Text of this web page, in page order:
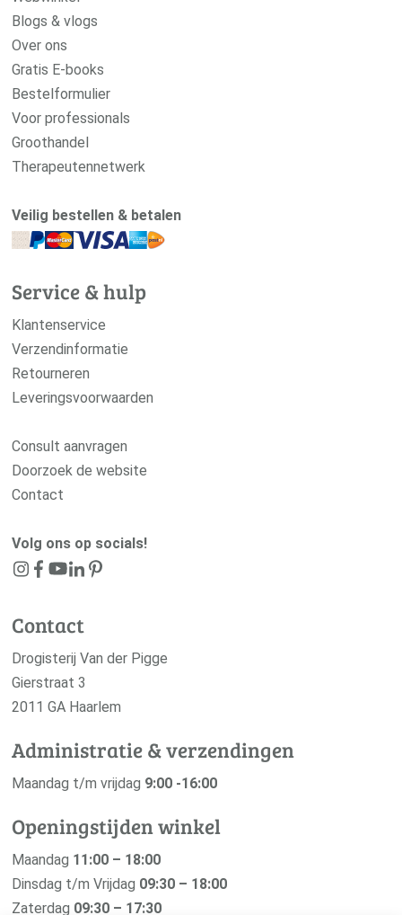
Blogs & vlogs
Over ons
Gratis E-books
Bestelformulier
Voor professionals
Groothandel
Therapeutennetwerk
Veilig bestellen & betalen
Service & hulp
Klantenservice
Verzendinformatie
Retourneren
Leveringsvoorwaarden
Consult aanvragen
Doorzoek de website
Contact
Volg ons op socials!
Contact
Drogisterij Van der Pigge
Gierstraat 3
2011 GA Haarlem
Administratie & verzendingen
Maandag t/m vrijdag 9:00 -16:00
Openingstijden winkel
Maandag 11:00 – 18:00
Dinsdag t/m Vrijdag 09:30 – 18:00
Zaterdag 09:30 – 17:30